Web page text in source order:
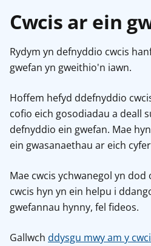
Cwcis ar ein
Rydym yn defnyddio cwcis
gwefan yn gweithio'n iawn.
Hoffem hefyd ddefnyddio
cofio eich gosodiadau a deall
defnyddio ein gwefan. Mae
ein gwasanaethau ar eich
Mae cwcis ychwanegol yn
cwcis hyn yn ein helpu i
gwefannau hynny, fel fideos.
Gallwch ddysgu mwy am y